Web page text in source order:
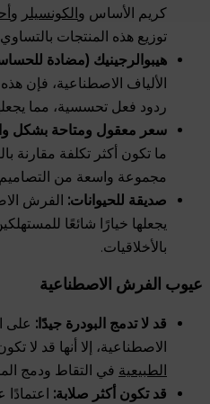
كريم الأساس و الكونسيلر و
توزيع هذه المنتجات
هيبوالرجينيك (مضادة
الألياف الاصطناعية،
ردود فعل تحسسية، مما
سعر معقول ومتاحة بشكل
ما تكون أكثر تكلفة مقارنة
مجموعة واسعة من
صديقة للحيوانات: الفرش
يجعلها خيارًا شائعًا
بالأخلاقيات.
عيوب الفرش الاصطناعية
قد لا تدمج البودرة جيدًا: على
الاصطناعية، إلا أنها قد لا
الطبيعية في التقاط ودمج
قد تكون أكثر صلابة: